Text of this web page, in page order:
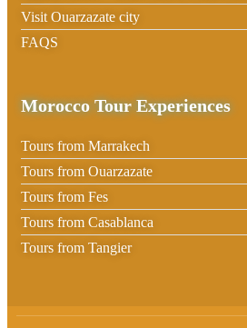
Visit Ouarzazate city
FAQS
Morocco Tour Experiences
Tours from Marrakech
Tours from Ouarzazate
Tours from Fes
Tours from Casablanca
Tours from Tangier